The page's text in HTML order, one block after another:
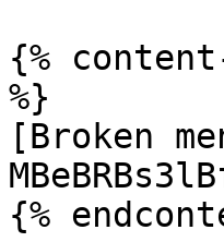
{%
%}
[Broken
{%